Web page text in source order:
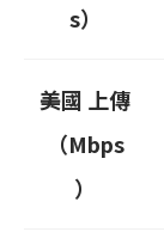
s）
美國 上傳
（Mbps
）